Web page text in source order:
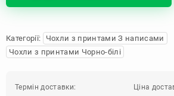
Категорії:
Чохли з принтами З написами
Чохли з принтами Чорно-білі
Термін доставки: Ціна